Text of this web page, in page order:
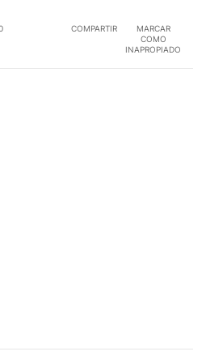
COMPARTIR
MARCAR
COMO
INAPROPIADO